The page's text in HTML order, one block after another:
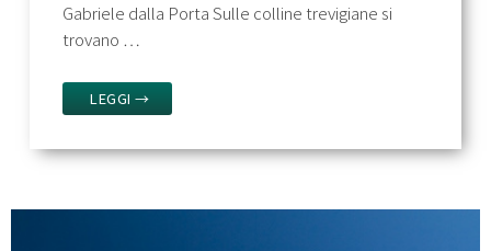
Gabriele dalla Porta Sulle colline trevigiane si
trovano …
LEGGI →